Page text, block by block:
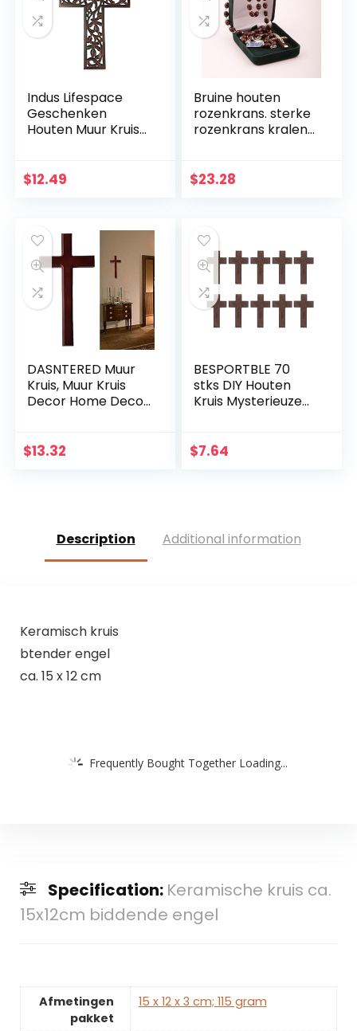
Indus Lifespace
Geschenken
Houten Muur Kruis
met Hand
Woonkamer Decor
Lichtgewicht
$12.49
Bruine houten
rozenkrans. sterke
rozenkrans kralen
$23.28
DASNTERED Muur
Kruis, Muur Kruis
Decor Home Decor
Kruis Eenvoudige
$13.32
BESPORTBLE 70
stks DIY Houten
Kruis Mysterieuze
Ornamenten Jezus
$7.64
Description Additional information
Keramisch kruis
btender engel
ca. 15 x 12 cm
Frequently Bought Together Loading...
Specification: Keramische kruis ca.
15x12cm biddende engel
Afmetingen
pakket
‎15 x 12 x 3 cm; 115 gram